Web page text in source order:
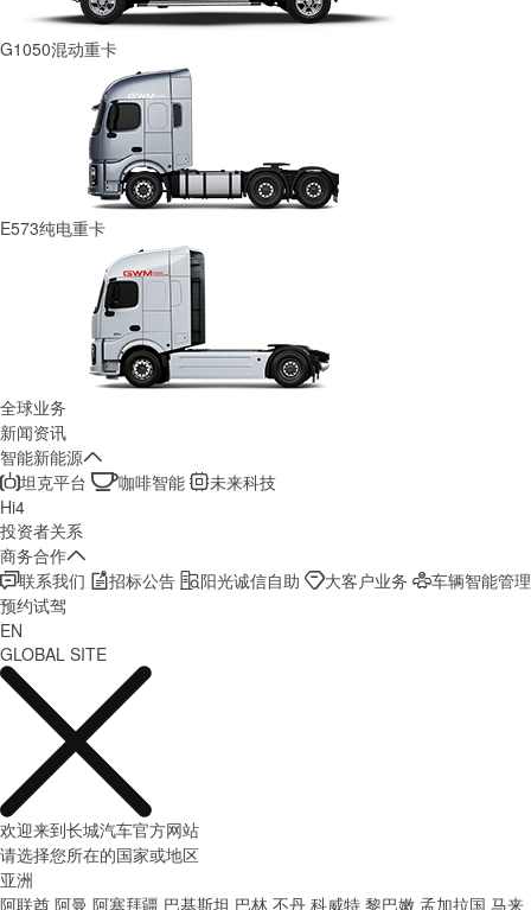
G1050混动重卡
E573纯电重卡
全球业务
新闻资讯
智能新能源
坦克平台
咖啡智能
未来科技
Hi4
投资者关系
商务合作
联系我们
招标公告 阳光诚信自助 大客户业务
车辆智能管理
预约试驾
EN
GLOBAL SITE
欢迎来到长城汽车官方网站
请选择您所在的国家或地区
亚洲
阿联酋 阿曼 阿塞拜疆 巴基斯坦 巴林 不丹 科威特 黎巴嫩 孟加拉国 马来